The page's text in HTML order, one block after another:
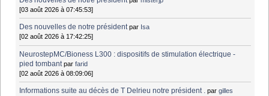
[03 août 2026 à 07:45:53]
Des nouvelles de notre président par Isa
[02 août 2026 à 17:42:25]
NeurostepMC/Bioness L300 : dispositifs de stimulation électrique -
pied tombant parfarid
[02 août 2026 à 08:09:06]
Informations suite au décès de T Delrieu notre président . pargilles